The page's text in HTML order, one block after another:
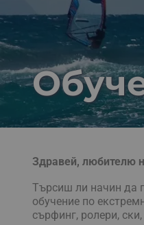
Здравей, любителю
Търсиш ли начин да
обучение по
сърфинг, ролери,